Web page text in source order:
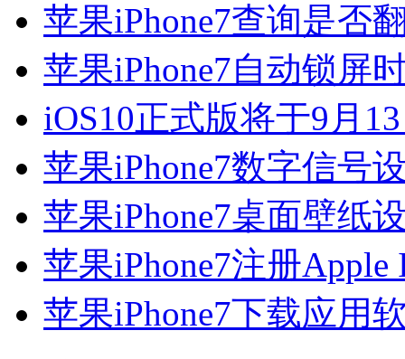
苹果iPhone7查询是否
苹果iPhone7自动锁屏
iOS10正式版将于9月
苹果iPhone7数字信号
苹果iPhone7桌面壁纸
苹果iPhone7注册
苹果iPhone7下载应用